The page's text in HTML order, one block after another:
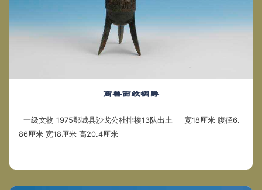
商兽面纹铜爵
一级文物 1975鄂城县沙戈公社排楼13队出土 宽18厘米 腹径6.
86厘米 宽18厘米 高20.4厘米